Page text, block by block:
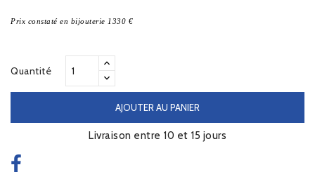
Prix constaté en bijouterie 1330 €
Quantité
AJOUTER AU PANIER
Livraison entre 10 et 15 jours